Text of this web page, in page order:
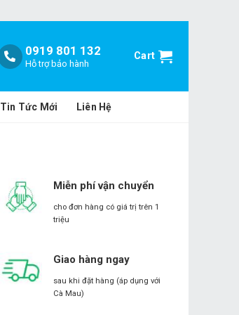
0919 801 132
Hỗ trợ bảo hành
Cart
Tin Tức Mới Liên Hệ
Miễn phí vận chuyển
cho đơn hàng có giá trị trên 1
triệu
Giao hàng ngay
sau khi đặt hàng (áp dụng với
Cà Mau)